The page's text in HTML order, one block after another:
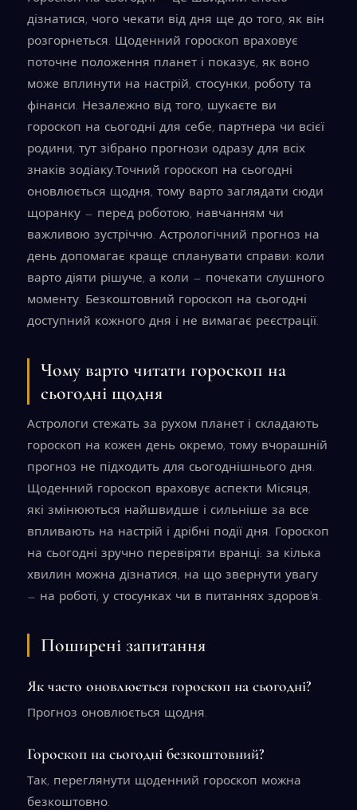
дізнатися, чого чекати від дня ще до того, як він
розгорнеться. Щоденний гороскоп враховує
поточне положення планет і показує, як воно
може вплинути на настрій, стосунки, роботу та
фінанси. Незалежно від того, шукаєте ви
гороскоп на сьогодні для себе, партнера чи всієї
родини, тут зібрано прогнози одразу для всіх
знаків зодіаку.Точний гороскоп на сьогодні
оновлюється щодня, тому варто заглядати сюди
щоранку — перед роботою, навчанням чи
важливою зустріччю. Астрологічний прогноз на
день допомагає краще спланувати справи: коли
варто діяти рішуче, а коли — почекати слушного
моменту. Безкоштовний гороскоп на сьогодні
доступний кожного дня і не вимагає реєстрації.
Чому варто читати гороскоп на
сьогодні щодня
Астрологи стежать за рухом планет і складають
гороскоп на кожен день окремо, тому вчорашній
прогноз не підходить для сьогоднішнього дня.
Щоденний гороскоп враховує аспекти Місяця,
які змінюються найшвидше і сильніше за все
впливають на настрій і дрібні події дня. Гороскоп
на сьогодні зручно перевіряти вранці: за кілька
хвилин можна дізнатися, на що звернути увагу
— на роботі, у стосунках чи в питаннях здоров'я.
Поширені запитання
Як часто оновлюється гороскоп на сьогодні?
Прогноз оновлюється щодня.
Гороскоп на сьогодні безкоштовний?
Так, переглянути щоденний гороскоп можна
безкоштовно.